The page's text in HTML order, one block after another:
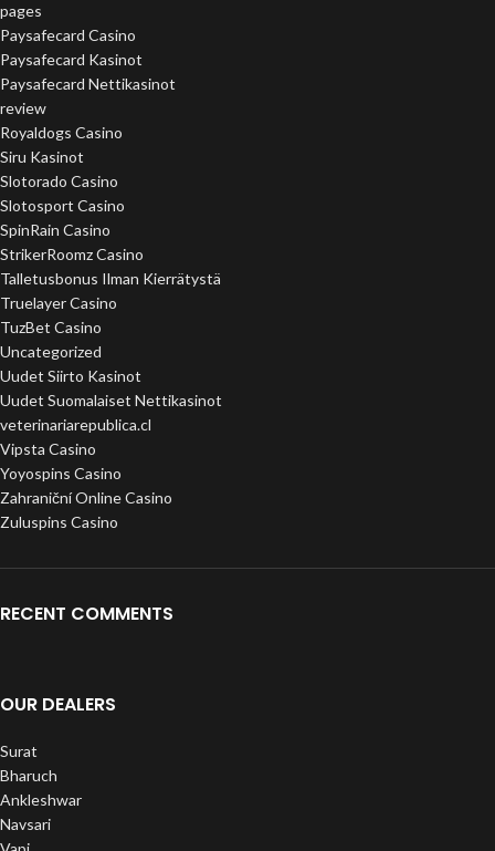
pages
Paysafecard Casino
Paysafecard Kasinot
Paysafecard Nettikasinot
review
Royaldogs Casino
Siru Kasinot
Slotorado Casino
Slotosport Casino
SpinRain Casino
StrikerRoomz Casino
Talletusbonus Ilman Kierrätystä
Truelayer Casino
TuzBet Casino
Uncategorized
Uudet Siirto Kasinot
Uudet Suomalaiset Nettikasinot
veterinariarepublica.cl
Vipsta Casino
Yoyospins Casino
Zahraniční Online Casino
Zuluspins Casino
RECENT COMMENTS
OUR DEALERS
Surat
Bharuch
Ankleshwar
Navsari